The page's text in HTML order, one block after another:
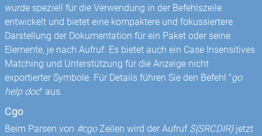
wurde speziell für die Verwendung in der Befehlszeile
entwickelt und bietet eine kompaktere und fokussiertere
Darstellung der Dokumentation für ein Paket oder seine
Elemente, je nach Aufruf. Es bietet auch ein Case Insensitives
Matching und Unterstützung für die Anzeige nicht
exportierter Symbole. Für Details führen Sie den Befehl "go
help doc" aus.
Cgo
Beim Parsen von #cgoZeilen wird der Aufruf ${SRCDIR}jetzt